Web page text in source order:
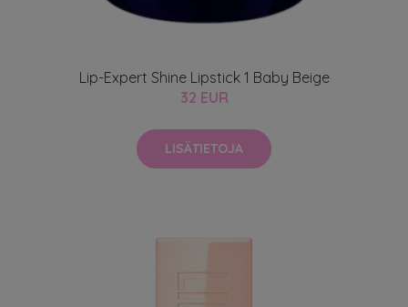
Lip-Expert Shine Lipstick 1 Baby Beige
32 EUR
LISÄTIETOJA